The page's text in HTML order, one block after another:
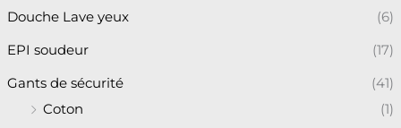
Douche Lave yeux (6)
EPI soudeur (17)
Gants de sécurité
(41)
Coton
(1)